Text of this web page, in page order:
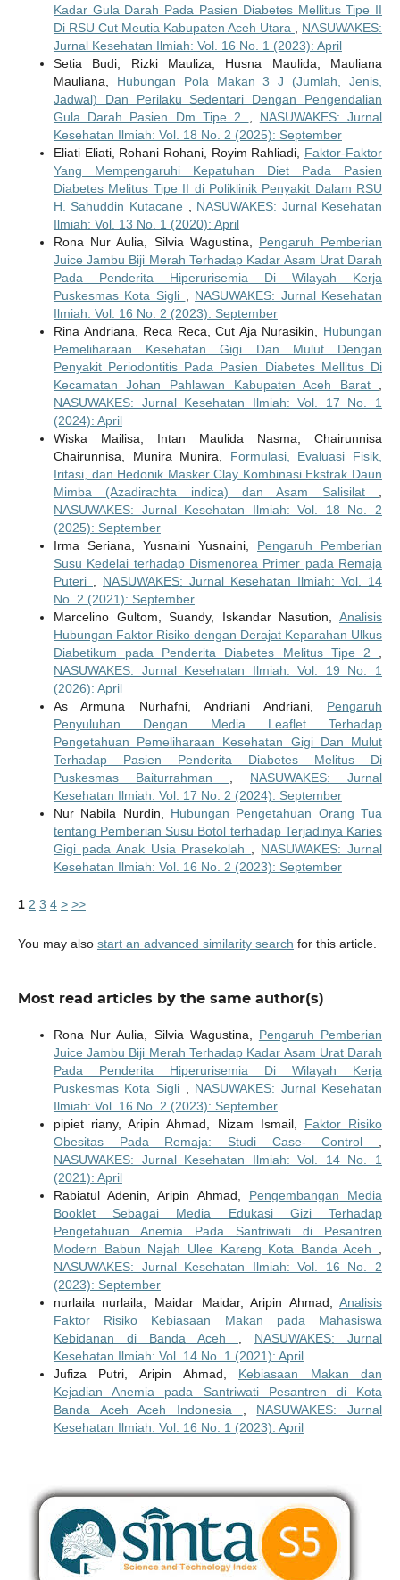
Kadar Gula Darah Pada Pasien Diabetes Mellitus Tipe II
Di RSU Cut Meutia Kabupaten Aceh Utara
NASUWAKES:
Jurnal Kesehatan Ilmiah: Vol. 16 No. 1 (2023): April
Setia Budi, Rizki Mauliza, Husna Maulida, Mauliana
Mauliana, Hubungan Pola Makan 3 J (Jumlah, Jenis,
Jadwal) Dan Perilaku Sedentari Dengan Pengendalian
Gula Darah Pasien Dm Tipe 2
NASUWAKES: Jurnal
Kesehatan Ilmiah: Vol. 18 No. 2 (2025): September
Eliati Eliati, Rohani Rohani, Royim Rahliadi, Faktor-Faktor
Yang Mempengaruhi Kepatuhan Diet Pada Pasien
Diabetes Melitus Tipe II di Poliklinik Penyakit Dalam RSU
H. Sahuddin Kutacane
NASUWAKES: Jurnal Kesehatan
Ilmiah: Vol. 13 No. 1 (2020): April
Rona Nur Aulia, Silvia Wagustina, Pengaruh Pemberian
Juice Jambu Biji Merah Terhadap Kadar Asam Urat Darah
Pada Penderita Hiperurisemia Di Wilayah Kerja
Puskesmas Kota Sigli
NASUWAKES: Jurnal Kesehatan
Ilmiah: Vol. 16 No. 2 (2023): September
Rina Andriana, Reca Reca, Cut Aja Nurasikin, Hubungan
Pemeliharaan Kesehatan Gigi Dan Mulut Dengan
Penyakit Periodontitis Pada Pasien Diabetes Mellitus Di
Kecamatan Johan Pahlawan Kabupaten Aceh Barat
NASUWAKES: Jurnal Kesehatan Ilmiah: Vol. 17 No. 1
(2024): April
Wiska Mailisa, Intan Maulida Nasma, Chairunnisa
Chairunnisa, Munira Munira, Formulasi, Evaluasi Fisik,
Iritasi, dan Hedonik Masker Clay Kombinasi Ekstrak Daun
Mimba (Azadirachta indica) dan Asam Salisilat
NASUWAKES: Jurnal Kesehatan Ilmiah: Vol. 18 No. 2
(2025): September
Irma Seriana, Yusnaini Yusnaini, Pengaruh Pemberian
Susu Kedelai terhadap Dismenorea Primer pada Remaja
Puteri
NASUWAKES: Jurnal Kesehatan Ilmiah: Vol. 14
No. 2 (2021): September
Marcelino Gultom, Suandy, Iskandar Nasution,Analisis
Hubungan Faktor Risiko dengan Derajat Keparahan Ulkus
Diabetikum pada Penderita Diabetes Melitus Tipe 2
NASUWAKES: Jurnal Kesehatan Ilmiah: Vol. 19 No. 1
(2026): April
As Armuna Nurhafni, Andriani Andriani, Pengaruh
Penyuluhan Dengan Media Leaflet Terhadap
Pengetahuan Pemeliharaan Kesehatan Gigi Dan Mulut
Terhadap Pasien Penderita Diabetes Melitus Di
Puskesmas Baiturrahman
NASUWAKES: Jurnal
Kesehatan Ilmiah: Vol. 17 No. 2 (2024): September
Nur Nabila Nurdin, Hubungan Pengetahuan Orang Tua
tentang Pemberian Susu Botol terhadap Terjadinya Karies
Gigi pada Anak Usia Prasekolah
NASUWAKES: Jurnal
Kesehatan Ilmiah: Vol. 16 No. 2 (2023): September
1 2 3 4 > >>
You may also start an advanced similarity search for this article.
Most read articles by the same author(s)
Rona Nur Aulia, Silvia Wagustina, Pengaruh Pemberian
Juice Jambu Biji Merah Terhadap Kadar Asam Urat Darah
Pada Penderita Hiperurisemia Di Wilayah Kerja
Puskesmas Kota Sigli
NASUWAKES: Jurnal Kesehatan
Ilmiah: Vol. 16 No. 2 (2023): September
pipiet riany, Aripin Ahmad, Nizam Ismail, Faktor Risiko
Obesitas Pada Remaja: Studi Case- Control
NASUWAKES: Jurnal Kesehatan Ilmiah: Vol. 14 No. 1
(2021): April
Rabiatul Adenin, Aripin Ahmad, Pengembangan Media
Booklet Sebagai Media Edukasi Gizi Terhadap
Pengetahuan Anemia Pada Santriwati di Pesantren
Modern Babun Najah Ulee Kareng Kota Banda Aceh
NASUWAKES: Jurnal Kesehatan Ilmiah: Vol. 16 No. 2
(2023): September
nurlaila nurlaila, Maidar Maidar, Aripin Ahmad,Analisis
Faktor Risiko Kebiasaan Makan pada Mahasiswa
Kebidanan di Banda Aceh
NASUWAKES: Jurnal
Kesehatan Ilmiah: Vol. 14 No. 1 (2021): April
Jufiza Putri, Aripin Ahmad, Kebiasaan Makan dan
Kejadian Anemia pada Santriwati Pesantren di Kota
Banda Aceh Aceh Indonesia
NASUWAKES: Jurnal
Kesehatan Ilmiah: Vol. 16 No. 1 (2023): April